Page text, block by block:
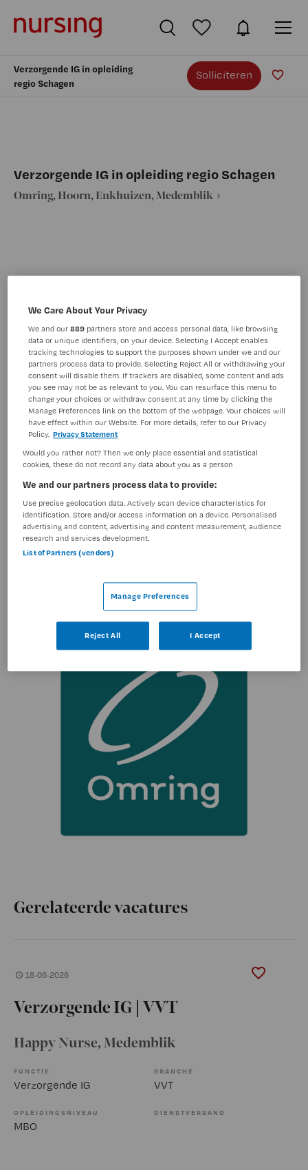
Verzorgende IG in opleiding
regio Schagen
Solliciteren
Verzorgende IG in opleiding regio Schagen
Omring, Hoorn, Enkhuizen, Medemblik
BRANCHE
Thuiszorg
AANSTELLING
Tijdelijk dienstverband
PLAATSINGSDATUM
29 april 2024
NIVEAU
MBO
ERVARING
Niet nader bepaald
DIENSTVERBAND
Parttime
Vacature niet beschikbaar
Schagen bij Omring is niet meer actueel. Hieronder
staan enkele vergelijkbare vacatures die voor u wellicht
interessant zijn.
Gerelateerde vacatures
18-06-2026
Verzorgende IG | VVT
Happy Nurse, Medemblik
FUNCTIE
Verzorgende IG
BRANCHE
VVT
OPLEIDINGSNIVEAU
MBO
DIENSTVERBAND
We Care About Your Privacy
We and our889 partners store and access personal data, like browsing
data or unique identifiers, on your device. Selecting I Accept enables
tracking technologies to support the purposes shown under we and our
partners process data to provide. Selecting Reject All or withdrawing your
consent will disable them. If trackers are disabled, some content and ads
you see may not be as relevant to you. You can resurface this menu to
change your choices or withdraw consent at any time by clicking the
Manage Preferences link on the bottom of the webpage. Your choices will
have effect within our Website. For more details, refer to our Privacy
Policy. Privacy Statement
Would you rather not? Then we only place essential and statistical
cookies, these do not record any data about you as a person
We and our partners process data to provide:
Use precise geolocation data. Actively scan device characteristics for
identification. Store and/or access information on a device. Personalised
advertising and content, advertising and content measurement, audience
research and services development.
List of Partners (vendors)
Manage Preferences
Reject All I Accept